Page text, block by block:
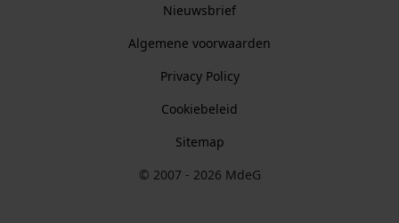
Nieuwsbrief
Algemene voorwaarden
Privacy Policy
Cookiebeleid
Sitemap
© 2007 - 2026 MdeG